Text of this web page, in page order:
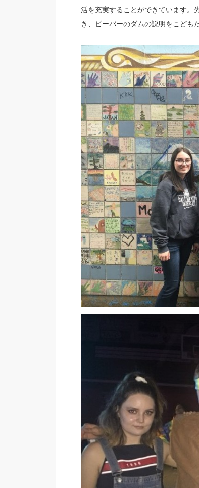
活を充実することができています。
き、ビーバーのダムの説明をこども